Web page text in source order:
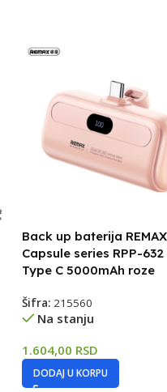
Back up baterija REMAX
Capsule series RPP-632
Type C 5000mAh roze
Šifra: 215560
Na stanju
1.604,00 RSD
DODAJ U KORPU